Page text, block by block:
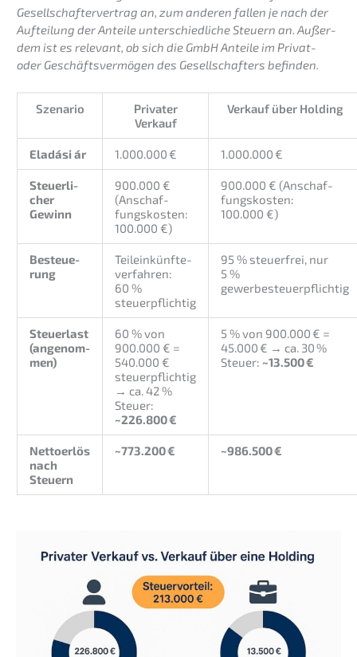
Gesell­schaf­ter­ver­trag an, zum anderen fallen je nach der
Auftei­lung der Antei­le unter­schied­li­che Steuern an. Außer­
dem ist es relevant, ob sich die GmbH Antei­le im Privat-
oder Geschäfts­ver­mö­gen des Gesell­schaf­ters befinden.
Szena­rio
Priva­ter
Verkauf
Verkauf über Holding
Eladá­si ár 1.000.000 € 1.000.000 €
Steuer­li­
cher
Gewinn
900.000 €
(Anschaf­
fungs­kos­ten:
100.000 €)
900.000 € (Anschaf­
fungs­kos­ten:
100.000 €)
Besteue­
rung
Teilein­künf­te­
ver­fah­ren:
60 %
steuerpflichtig
95 % steuer­frei, nur
5 %
gewerbesteuerpflichtig
Steuer­last
(angenom­
men)
60 % von
900.000 € =
540.000 €
steuer­pflich­tig
→ ca. 42 %
Steuer:
~226.800 €
5 % von 900.000 € =
45.000 € → ca. 30 %
Steuer: ~13.500 €
Netto­er­lös
nach
Steuern
~773.200 € ~986.500 €